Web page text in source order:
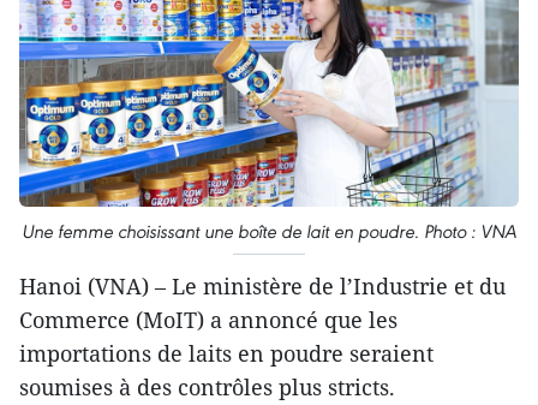
Une femme choisissant une boîte de lait en poudre. Photo : VNA
Hanoi (VNA) – Le ministère de l’Industrie et du
Commerce (MoIT) a annoncé que les
importations de laits en poudre seraient
soumises à des contrôles plus stricts.